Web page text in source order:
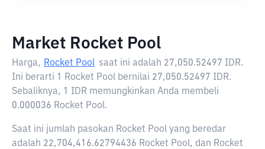
Market Rocket Pool
Harga, Rocket Pool saat ini adalah 27,050.52497 IDR.
Ini berarti 1 Rocket Pool bernilai 27,050.52497 IDR.
Sebaliknya, 1 IDR memungkinkan Anda membeli
0.000036 Rocket Pool.
Saat ini jumlah pasokan Rocket Pool yang beredar
adalah 22,704,416.62794436 Rocket Pool, dan Rocket